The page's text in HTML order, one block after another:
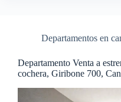
Departamentos en
Departamento Venta a
cochera, Giribone 700,